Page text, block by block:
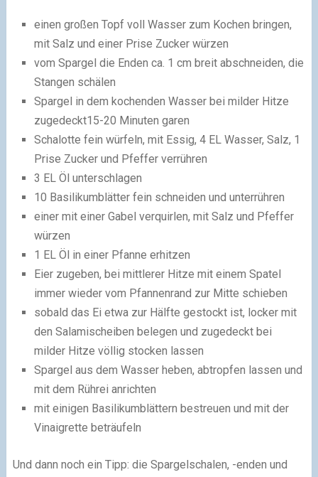
einen großen Topf voll Wasser zum Kochen bringen,
mit Salz und einer Prise Zucker würzen
vom Spargel die Enden ca. 1 cm breit abschneiden, die
Stangen schälen
Spargel in dem kochenden Wasser bei milder Hitze
zugedeckt15-20 Minuten garen
Schalotte fein würfeln, mit Essig, 4 EL Wasser, Salz, 1
Prise Zucker und Pfeffer verrühren
3 EL Öl unterschlagen
10 Basilikumblätter fein schneiden und unterrühren
einer mit einer Gabel verquirlen, mit Salz und Pfeffer
würzen
1 EL Öl in einer Pfanne erhitzen
Eier zugeben, bei mittlerer Hitze mit einem Spatel
immer wieder vom Pfannenrand zur Mitte schieben
sobald das Ei etwa zur Hälfte gestockt ist, locker mit
den Salamischeiben belegen und zugedeckt bei
milder Hitze völlig stocken lassen
Spargel aus dem Wasser heben, abtropfen lassen und
mit dem Rührei anrichten
mit einigen Basilikumblättern bestreuen und mit der
Vinaigrette beträufeln
Und dann noch ein Tipp: die Spargelschalen, -enden und